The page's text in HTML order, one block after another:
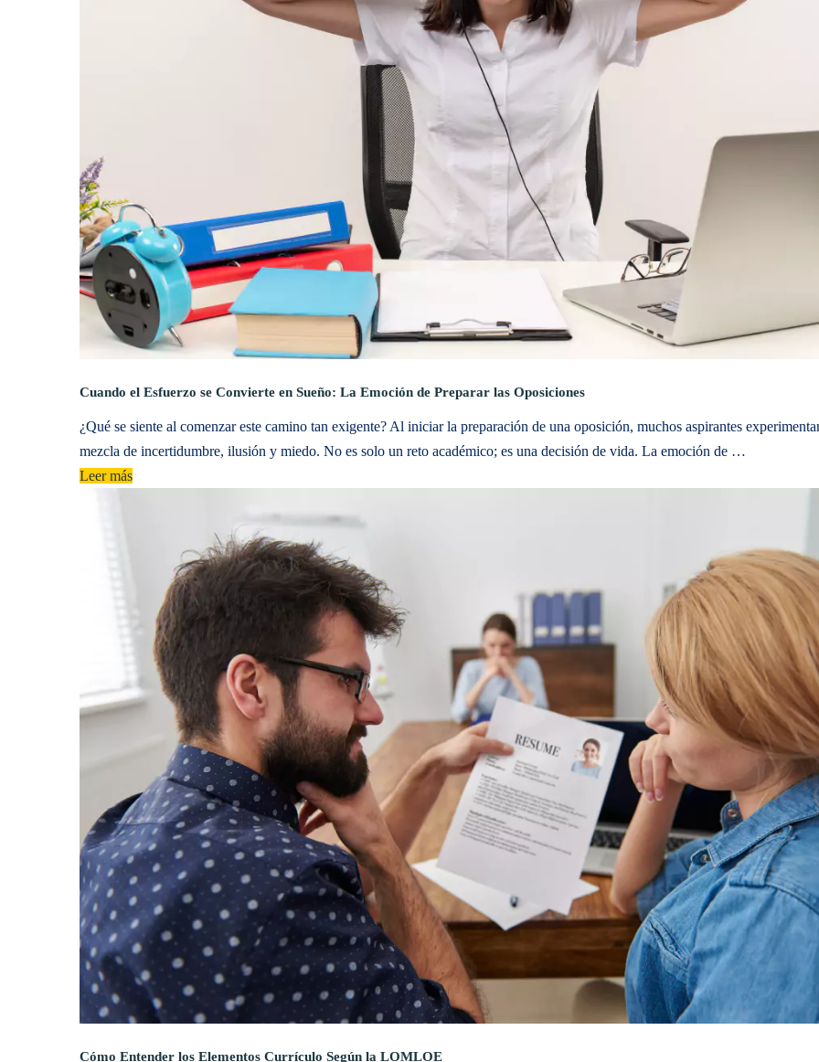
Cuando el Esfuerzo se Convierte en Sueño: La Emoción de Preparar las Oposiciones
¿Qué se siente al comenzar este camino tan exigente? Al iniciar la preparación de una oposición, muchos aspirantes
mezcla de incertidumbre, ilusión y miedo. No es solo un reto académico; es una decisión de vida. La emoción de …
Leer más
Cómo Entender los Elementos Currículo Según la LOMLOE